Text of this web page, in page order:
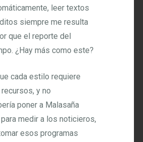
leer textos
siempre me resulta
que el reporte del
¿Hay más como este?
cada estilo requiere
y no
poner a Malasaña
medir a los noticieros,
esos programas